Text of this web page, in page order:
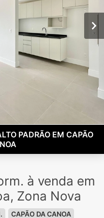
PADRÃO EM CAPÃO
à venda em
Zona Nova
CAPÃO DA CANOA